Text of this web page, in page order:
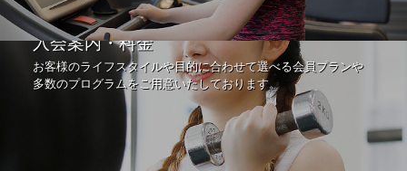
入会案内・料金
お客様のライフスタイルや目的に合わせて選べる会員プランや
多数のプログラムをご用意いたしております。